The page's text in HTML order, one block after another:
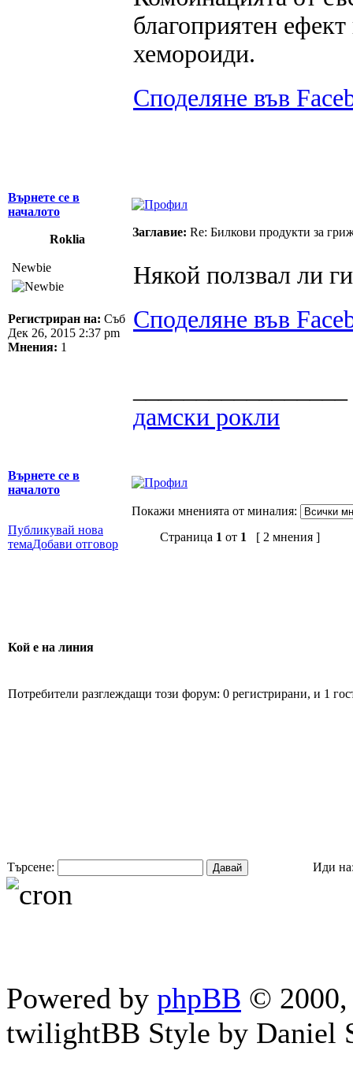
благоприятен
хемороиди.
Споделяне във
Върнете се в
началото
Roklia
Заглавие: Re: Билкови продукти за
Newbie
Регистриран на: Съб
Дек 26, 2015 2:37 pm
Мнения: 1
Някой ползвал ли
Споделяне във
дамски рокли
Върнете се в
началото
Покажи мненията от миналия:
Публикувай нова
темаДобави отговор
Страница 1 от 1 [ 2 мнения ]
Кой е на линия
Потребители разглеждащи този форум: 0 регистрирани, и 1
Търсене: Иди
Powered by phpBB © 2000,
twilightBB Style by Daniel